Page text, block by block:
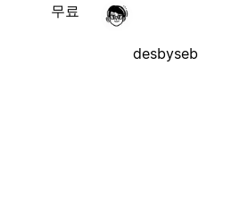
무료
desbyseb